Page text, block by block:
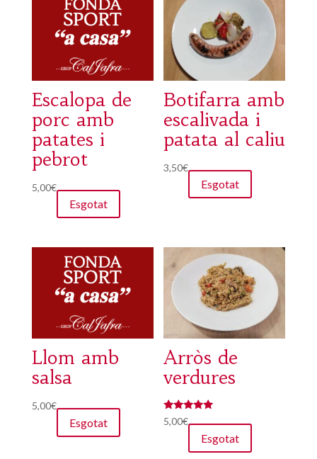
Escalopa de
porc amb
patates i
pebrot
5,00€
Esgotat
Botifarra amb
escalivada i
patata al caliu
3,50€
Esgotat
Llom amb
salsa
5,00€
Esgotat
Arròs de
verdures
Puntuat amb
5.00
5,00€
Esgotat